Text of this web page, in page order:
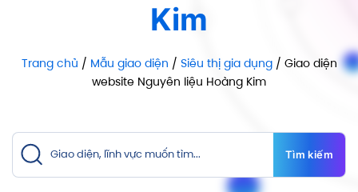
Kim
Trang chủ / Mẫu giao diện / Siêu thị gia dụng/ Giao diện
website Nguyên liệu Hoàng Kim
Tìm kiếm